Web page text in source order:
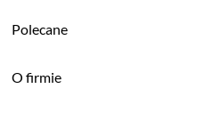
Polecane
O firmie